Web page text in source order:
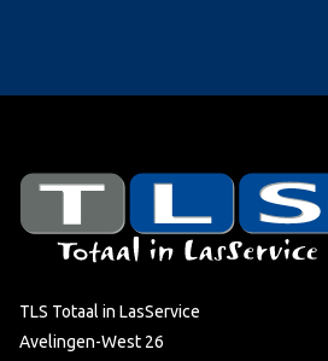
TLS Totaal in LasService
Avelingen-West 26